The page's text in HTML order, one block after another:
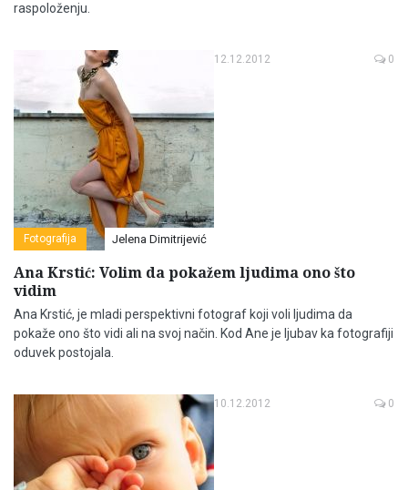
raspoloženju.
Fotografija Jelena Dimitrijević
12.12.2012 0
Ana Krstić: Volim da pokažem ljudima ono što
vidim
Ana Krstić, je mladi perspektivni fotograf koji voli ljudima da
pokaže ono što vidi ali na svoj način. Kod Ane je ljubav ka fotografiji
oduvek postojala.
10.12.2012 0